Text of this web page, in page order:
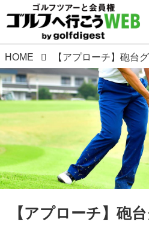
HOME
【アプローチ】砲